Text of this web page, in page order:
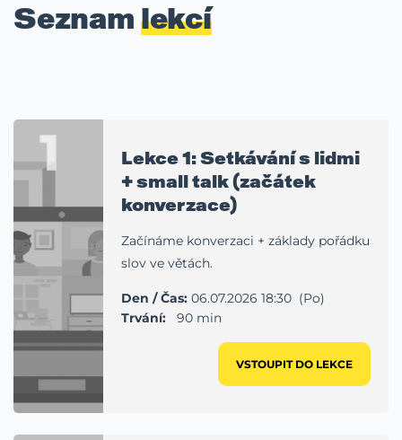
Seznam lekcí
1
Lekce 1: Setkávání s lidmi
+ small talk (začátek
konverzace)
Začínáme konverzaci + základy pořádku
slov ve větách.
Den / Čas: 06.07.2026 18:30 (Po)
Trvání: 90 min
VSTOUPIT DO LEKCE